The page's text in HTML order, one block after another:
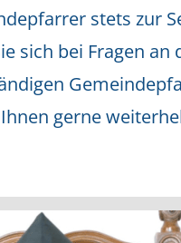
stets zur
sich bei Fragen an
gerne